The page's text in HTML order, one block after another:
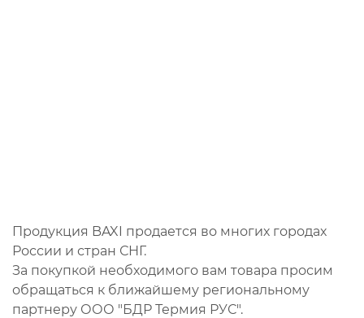
Продукция BAXI продается во многих городах
России и стран СНГ.
За покупкой необходимого вам товара просим
обращаться к ближайшему региональному
партнеру ООО "БДР Термия РУС".